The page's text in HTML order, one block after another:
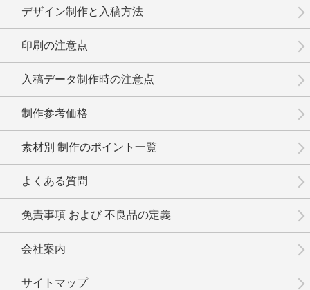
No.15-035 No.15-034 No.15-030
デザイン制作と入稿方法
印刷の注意点
入稿データ制作時の注意点
制作参考価格
素材別 制作のポイント一覧
よくある質問
免責事項 および 不良品の定義
会社案内
サイトマップ